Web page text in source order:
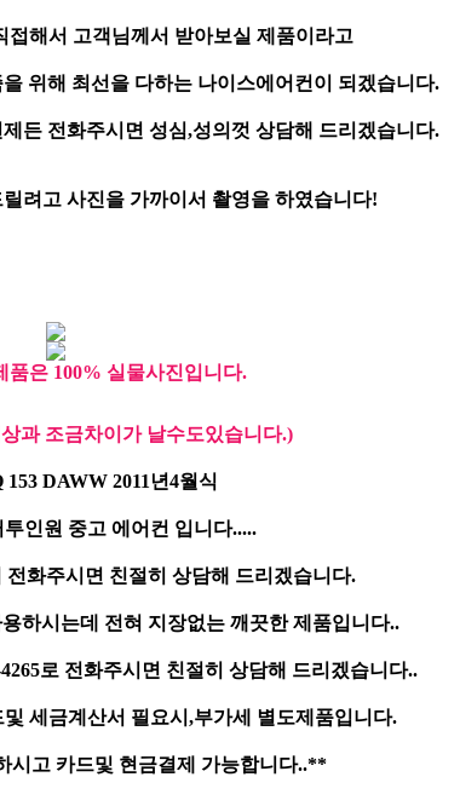
접해서 고객님께서 받아보실 제품이라고
위해 최선을 다하는 나이스에어컨이 되겠습니다.
든 전화주시면 성심,성의껏 상담해 드리겠습니다.
려고 사진을 가까이서 촬영을 하였습니다!
품은 100% 실물사진입니다.
과 조금차이가 날수도있습니다.)
DAWW 2011년4월식
인원 중고 에어컨 입니다.....
화주시면 친절히 상담해 드리겠습니다.
하시는데 전혀 지장없는 깨끗한 제품입니다..
로 전화주시면 친절히 상담해 드리겠습니다..
세금계산서 필요시,부가세 별도제품입니다.
시고 카드및 현금결제 가능합니다..**